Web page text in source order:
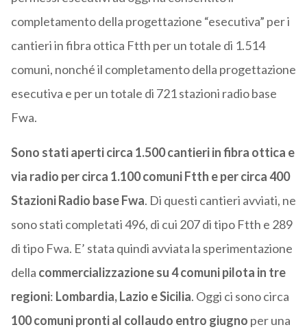
completamento della progettazione “esecutiva” per i
cantieri in fibra ottica Ftth per un totale di 1.514
comuni, nonché il completamento della progettazione
esecutiva e per un totale di 721 stazioni radio base
Fwa.
Sono stati aperti circa 1.500 cantieri in fibra ottica e
via radio per circa 1.100 comuni Ftth e per circa 400
Stazioni Radio base Fwa. Di questi cantieri avviati, ne
sono stati completati 496, di cui 207 di tipo Ftth e 289
di tipo Fwa. E’ stata quindi avviata la sperimentazione
della commercializzazione su 4 comuni pilota in tre
regioni: Lombardia, Lazio e Sicilia. Oggi ci sono circa
100 comuni pronti al collaudo entro giugno per una